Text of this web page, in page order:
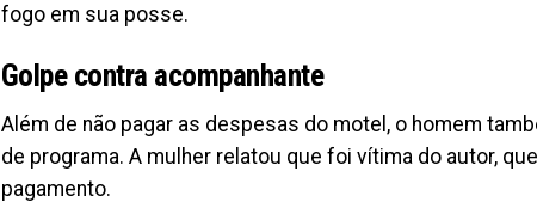
fogo em sua posse.
Golpe contra acompanhante
Além de não pagar as despesas do motel, o homem
de programa. A mulher relatou que foi vítima do autor,
pagamento.